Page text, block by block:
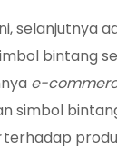
selanjutnya
bintang
e-
simbol
terhadap